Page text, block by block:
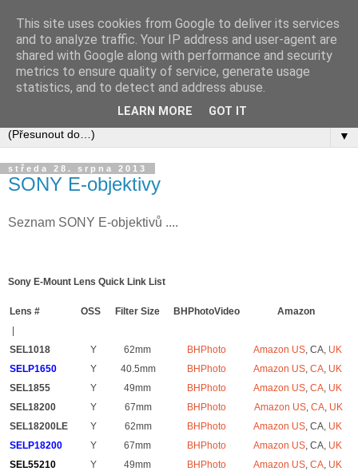
fotobajty kolem nás
malá otýpka informací o foto bajtech, které se míhají kolem
▼
středa 28. srpna 2013
SONY E-objektivy
Seznam SONY E-objektivů ....
Sony E-Mount Lens Quick Link List
Lens # OSS Filter Size BHPhotoVideo Amazon
|
SEL1018
Y 62mm BHPhoto Amazon US, CA, UK
SELP1650
Y 40.5mm BHPhoto Amazon US, CA, UK
SEL1855
Y 49mm BHPhoto Amazon US, CA, UK
SEL18200
Y 67mm BHPhoto Amazon US CA UK
SEL18200LE
Y 62mm BHPhoto Amazon US, CA, UK
SELP18200
Y 67mm BHPhoto Amazon US, CA, UK
SEL55210
Y 49mm BHPhoto Amazon US, CA, UK
This site uses cookies from Google to deliver its services
and to analyze traffic. Your IP address and user-agent are
shared with Google along with performance and security
metrics to ensure quality of service, generate usage
statistics, and to detect and address abuse.
LEARN MORE GOT IT